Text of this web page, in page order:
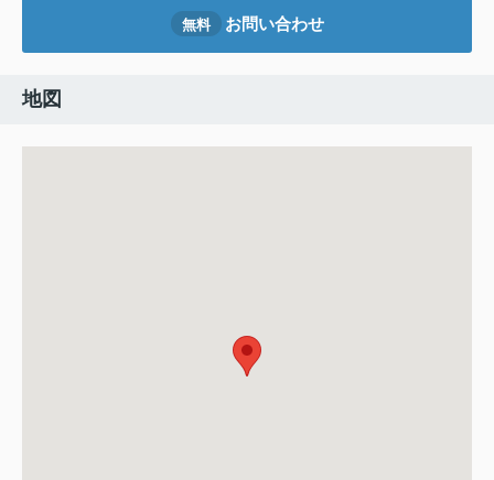
無料 お問い合わせ
地図